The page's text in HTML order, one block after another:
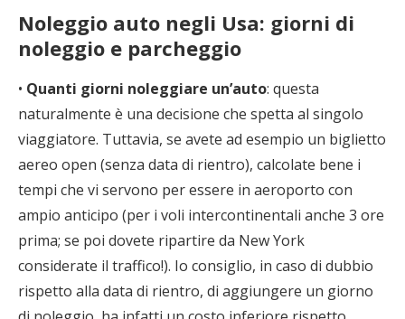
Noleggio auto negli Usa: giorni di
noleggio e parcheggio
• Quanti giorni noleggiare un’auto: questa
naturalmente è una decisione che spetta al singolo
viaggiatore. Tuttavia, se avete ad esempio un biglietto
aereo open (senza data di rientro), calcolate bene i
tempi che vi servono per essere in aeroporto con
ampio anticipo (per i voli intercontinentali anche 3 ore
prima; se poi dovete ripartire da New York
considerate il traffico!). Io consiglio, in caso di dubbio
rispetto alla data di rientro, di aggiungere un giorno